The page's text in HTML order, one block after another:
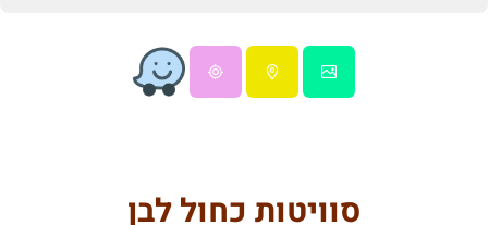
סוויטות כחול לבן